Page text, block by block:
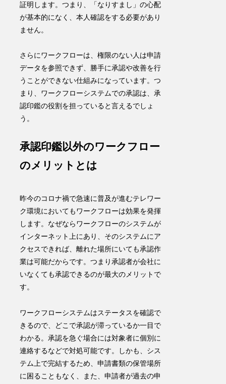
証明します。つまり、「なりすまし」の心配
が基本的になく、本人確認をする必要があり
ません。
さらにワークフローは、権限のない人は申請
データを参照できず、勝手に承認や改善を行
うことができない仕組みになっています。つ
まり、 ワークフローシステムでの承認は、承
認印鑑の役割を担っていると言えるでしょ
う。
承認印鑑以外のワークフロー
のメリットとは
昨今のコロナ禍で急速に普及が進むテレワー
ク環境においてもワークフローは効果を発揮
します。なぜならワークフローのシステムが
インターネット上にあり、そのシステムにア
クセスできれば、離れた場所にいても承認作
業は可能だからです。つまり承認者が会社に
いなくても承認できるのが最大のメリットで
す。
ワークフローシステムはステータスを確認で
きるので、どこで承認が滞っているか一目で
わかる。承認を急ぐ場合には対象者に個別に
連絡するなどで対処可能です。しかも、 シス
テム上で完結するため、申請書類の保管場所
に困ることもなく、また、申請者が過去の申